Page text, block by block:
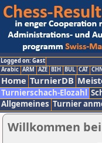
Logged on: Gast
Arabic ARM AZE BIH BUL CAT
Home TurnierDB
Turnierschach-Elozahl
Allgemeines Turnier
Willkommen